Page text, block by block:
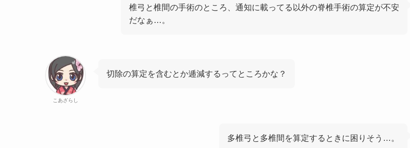
椎弓と椎間の手術のところ、通知に載ってる以外の脊椎手術の算定が不安
だなぁ…。
こあざらし
切除の算定を含むとか逓減するってところかな？
多椎弓と多椎間を算定するときに困りそう…。